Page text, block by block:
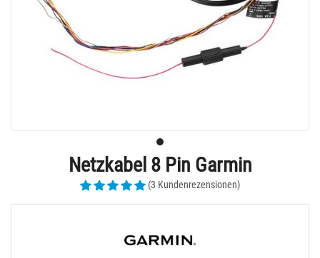
Netzkabel 8 Pin Garmin
(3 Kundenrezensionen)